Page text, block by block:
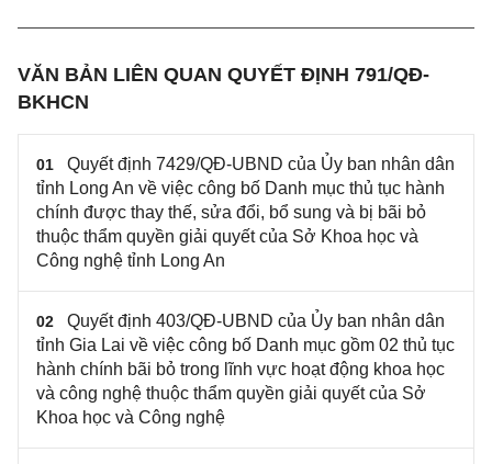
VĂN BẢN LIÊN QUAN QUYẾT ĐỊNH 791/QĐ-
BKHCN
01
Quyết định 7429/QĐ-UBND của Ủy ban nhân dân
tỉnh Long An về việc công bố Danh mục thủ tục hành
chính được thay thế, sửa đổi, bổ sung và bị bãi bỏ
thuộc thẩm quyền giải quyết của Sở Khoa học và
Công nghệ tỉnh Long An
02
Quyết định 403/QĐ-UBND của Ủy ban nhân dân
tỉnh Gia Lai về việc công bố Danh mục gồm 02 thủ tục
hành chính bãi bỏ trong lĩnh vực hoạt động khoa học
và công nghệ thuộc thẩm quyền giải quyết của Sở
Khoa học và Công​ nghệ